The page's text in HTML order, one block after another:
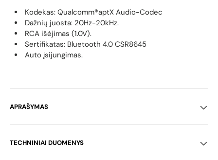
Kodekas: Qualcomm®aptX Audio-Codec
Dažnių juosta: 20Hz-20kHz.
RCA išėjimas (1.0V).
Sertifikatas: Bluetooth 4.0 CSR8645
Auto įsijungimas.
APRAŠYMAS
TECHNINIAI DUOMENYS